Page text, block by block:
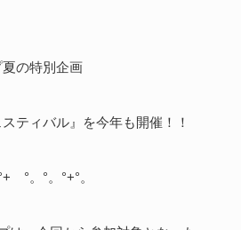
の特別企画
ティバル』を今年も開催！！
°。°。°+°。